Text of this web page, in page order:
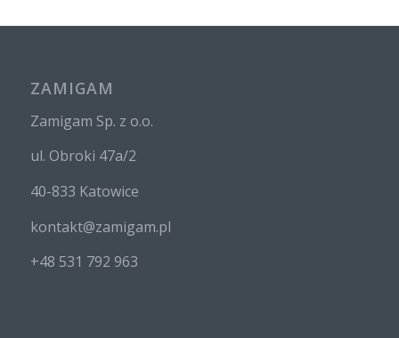
ZAMIGAM
Zamigam Sp. z o.o.
ul. Obroki 47a/2
40-833 Katowice
kontakt@zamigam.pl
+48 531 792 963